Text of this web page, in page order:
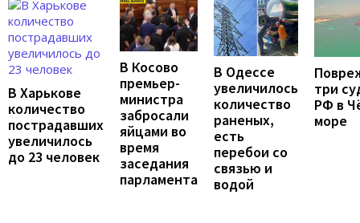
В Харькове
количество
пострадавших
увеличилось
до 23 человек
В Косово
премьер-
министра
забросали
яйцами во
время
заседания
парламента
В Одессе
увеличилось
количество
раненых,
есть
перебои со
связью и
водой
три
РФ в
море